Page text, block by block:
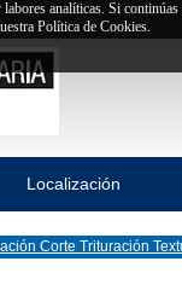
analíticas. Si continúas
Política de Cookies.
Localización
Corte Trituración